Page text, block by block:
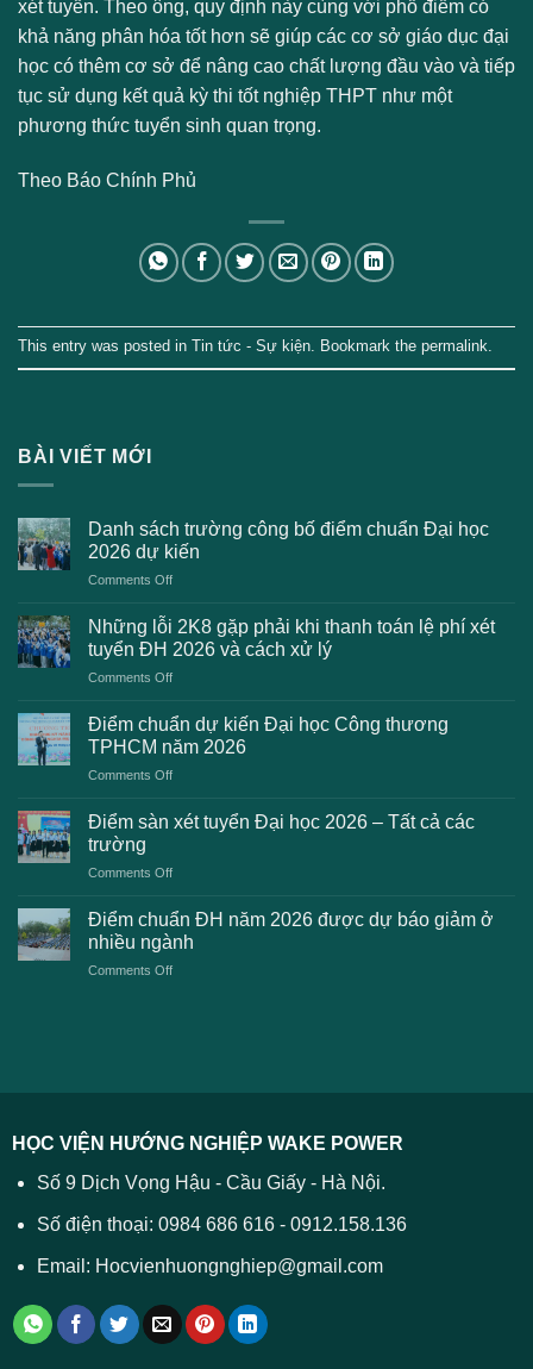
BÀI VIẾT MỚI
Danh sách trường công bố điểm chuẩn Đại học
2026 dự kiến
Comments Offon
sách
trường
công
bố
chuẩn
Đại
kiến
Những lỗi 2K8 gặp phải khi thanh toán lệ phí xét
tuyển ĐH 2026 và cách xử lý
Comments Offon
lỗi
2K8
gặp
phải
thanh
tuyển
ĐH
Điểm chuẩn dự kiến Đại học Công thương
TPHCM năm 2026
Comments Offon
chuẩn
Đại
Công
thương
Điểm sàn xét tuyển Đại học 2026 – Tất cả các
trường
Comments Offon
sàn
xét
tuyển
Đại
Điểm chuẩn ĐH năm 2026 được dự báo giảm ở
nhiều ngành
Comments Offon
giảm
ở
nhiều
xét tuyển. Theo ông, quy định này cùng với phổ điểm có
khả năng phân hóa tốt hơn sẽ giúp các cơ sở giáo dục đại
học có thêm cơ sở để nâng cao chất lượng đầu vào và tiếp
tục sử dụng kết quả kỳ thi tốt nghiệp THPT như một
phương thức tuyển sinh quan trọng.
Theo Báo Chính Phủ
This entry was posted in Tin tức - Sự kiện. Bookmark the permalink.
HỌC VIỆN HƯỚNG NGHIỆP WAKE POWER
Số 9 Dịch Vọng Hậu - Cầu Giấy - Hà Nội.
Số điện thoại: 0984 686 616 - 0912.158.136
Email: Hocvienhuongnghiep@gmail.com